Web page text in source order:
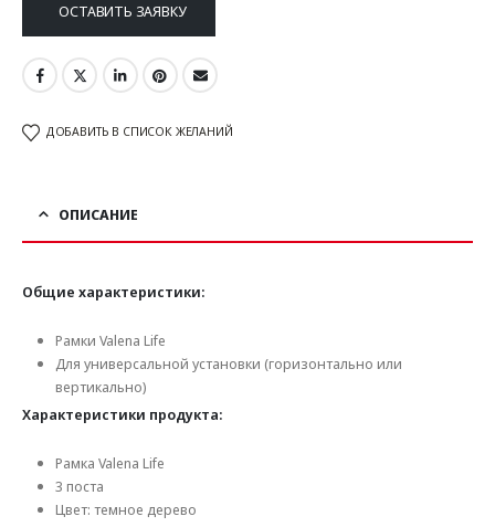
ОСТАВИТЬ ЗАЯВКУ
ДОБАВИТЬ В СПИСОК ЖЕЛАНИЙ
ОПИСАНИЕ
Общие характеристики:
Рамки Valena Life
Для универсальной установки (горизонтально или
вертикально)
Характеристики продукта:
Рамка Valena Life
3 поста
Цвет: темное дерево